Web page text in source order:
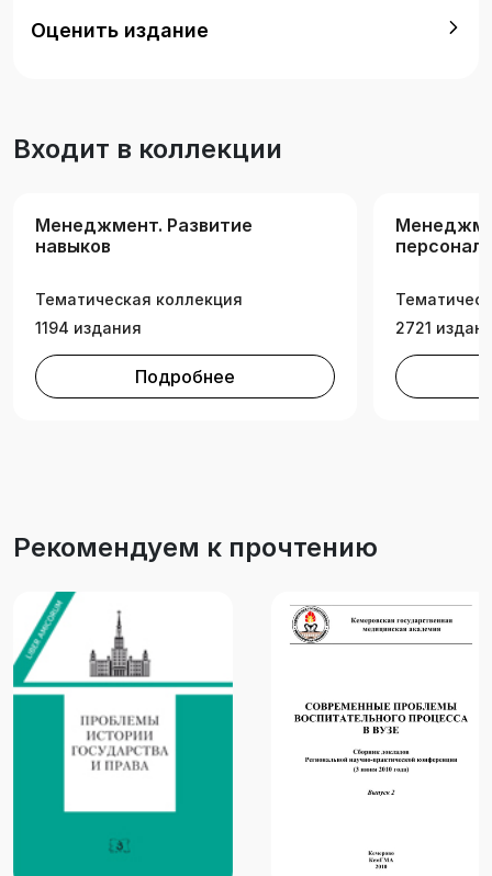
Оценить издание
Входит в коллекции
Менеджмент. Развитие
навыков
Тематическая коллекция
1194 издания
Подробнее
2721
Рекомендуем к прочтению